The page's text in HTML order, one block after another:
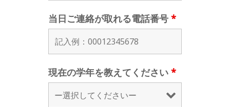
当日ご連絡が取れる電話番号 *
現在の学年を教えてください *